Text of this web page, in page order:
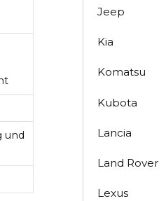
und
Jeep
Kia
Komatsu
Kubota
Lancia
Land Rover
Lexus